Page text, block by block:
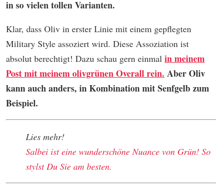
in so vielen tollen Varianten.
Klar, dass Oliv in erster Linie mit einem gepflegten
Military Style assoziert wird. Diese Assoziation ist
absolut berechtigt! Dazu schau gern einmal in meinem
Post mit meinem olivgrünen Overall rein. Aber Oliv
kann auch anders, in Kombination mit Senfgelb zum
Beispiel.
Lies mehr!
Salbei ist eine wunderschöne Nuance von Grün! So
stylst Du Sie am besten.